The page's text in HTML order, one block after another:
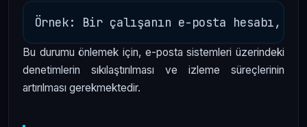
Bu durumu önlemek için, e-posta sistemleri üzerindeki
denetimlerin sıkılaştırılması ve izleme süreçlerinin
artırılması gerekmektedir.